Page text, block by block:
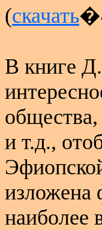
(скачать
В книге
общества,
и т.д.,
изложена
наиболее